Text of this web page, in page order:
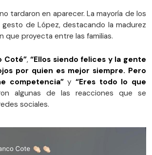
tardaron en aparecer. La mayoría de los
gesto de López, destacando la madurez
que proyecta entre las familias.
Coté”,“Ellos siendo felices y la gente
por quien es mejor siempre. Pero
competencia”y“Eres todo lo que
algunas de las reacciones que se
sociales.